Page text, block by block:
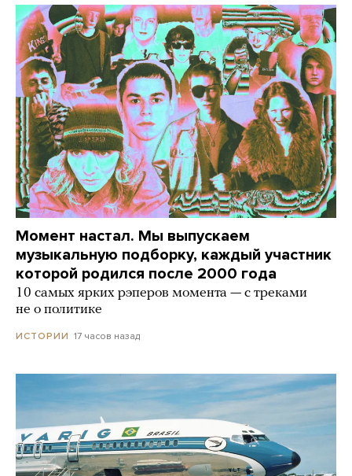
Момент настал. Мы выпускаем
музыкальную подборку, каждый участник
которой родился после 2000 года
10 самых ярких рэперов момента — с треками
не о политике
ИСТОРИИ 17 часов назад